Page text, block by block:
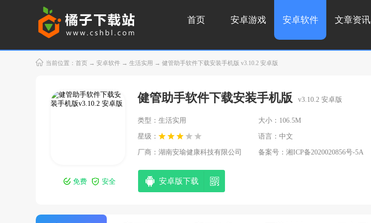
首页 安卓游戏 安卓软件 文章资讯
当前位置： 首页 → 安卓软件 → 生活实用 → 健管助手软件下载安装手机版 v3.10.2 安卓版
健管助手软件下载安装手机版 v3.10.2 安卓版
类型：生活实用 大小：106.5M
星级： 语言：中文
厂商： 湖南安瑜健康科技有限公司 备案号：湘ICP备2020020856号-5A
免费 安全 安卓版下载